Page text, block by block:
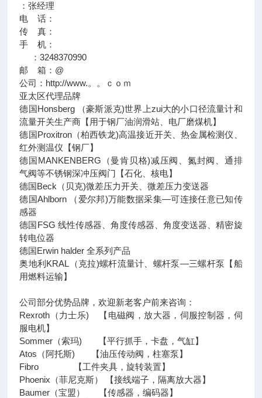
：张经理
电 话：
传 真：
手 机：
：3248370990
邮 箱：@
公司：http://www.。。ｃｏｍ
亚太区代理品牌
德国Honsberg （豪斯派克)世界上zui大的小口径流量计和
流量开关生产商【用于钢厂油润滑站、电厂磨煤机】
德国Proxitron（柏西铁龙)高温接近开关、热金属检测仪、
红外测温仪【钢厂】
德国MANKENBERG（曼肯贝格)减压阀、氮封阀、通排
气阀等不锈钢深冲压阀门【石化、核电】
德国Beck（贝克)微差压力开关、微差压力变送器
德国Ahlborn （爱尔邦)万能数据采集—可连接任意已知传
感器
德国FSG 线性传感器、角度传感器、角度变送器、精密旋
转电位器
德国Erwin halder 全系列产品
奥地利KRAL（克拉)螺杆流量计、螺杆泵—三螺杆泵【船
用燃料运输】
公司部分优势品牌，欢迎新老客户前来咨询：
Rexroth（力士乐) 【电磁阀，放大器，伺服控制器，伺
服电机】
Sommer（索玛) 【平行抓手，卡盘，气缸】
Atos（阿托斯) 【油压传动阀，柱塞泵】
Fibro 【工件夹具，旋转装置】
Phoenix（菲尼克斯） 【接线端子，隔离放大器】
Baumer（宝盟） 【传感器，编码器】